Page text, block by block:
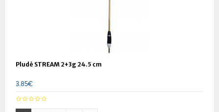
Pludė STREAM 2+3g 24.5 cm
3.85€